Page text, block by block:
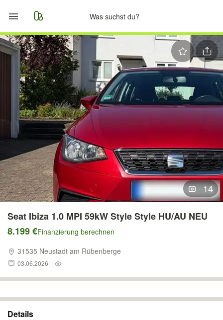
Start
Merkliste
Nachrichten
Anzeige aufgeben
14
Seat Ibiza 1.0 MPI 59kW Style Style HU/AU NEU
8.199 €Finanzierung berechnen
31535 Neustadt am Rübenberge
03.06.2026
Details